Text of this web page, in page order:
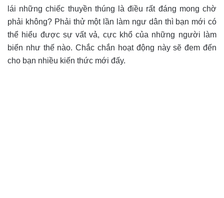
lái những chiếc thuyền thúng là điều rất đáng mong chờ
phải không? Phải thử một lần làm ngư dân thì bạn mới có
thể hiểu được sự vất vả, cực khổ của những người làm
biển như thế nào. Chắc chắn hoạt động này sẽ đem đến
cho bạn nhiều kiến thức mới đấy.